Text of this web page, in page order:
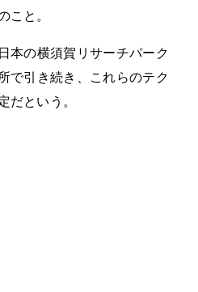
こと。
本の横須賀リサーチパーク
で引き続き、これらのテク
だという。